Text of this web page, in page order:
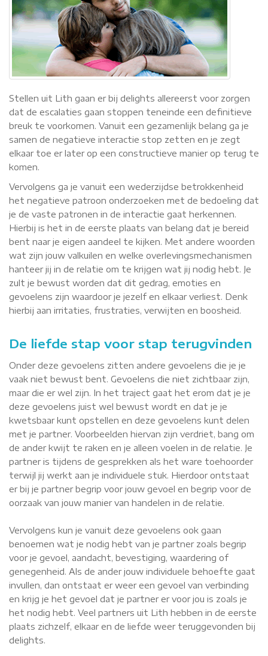
Stellen uit Lith gaan er bij delights allereerst voor zorgen
dat de escalaties gaan stoppen teneinde een definitieve
breuk te voorkomen. Vanuit een gezamenlijk belang ga je
samen de negatieve interactie stop zetten en je zegt
elkaar toe er later op een constructieve manier op terug te
komen.
Vervolgens ga je vanuit een wederzijdse betrokkenheid
het negatieve patroon onderzoeken met de bedoeling dat
je de vaste patronen in de interactie gaat herkennen.
Hierbij is het in de eerste plaats van belang dat je bereid
bent naar je eigen aandeel te kijken. Met andere woorden
wat zijn jouw valkuilen en welke overlevingsmechanismen
hanteer jij in de relatie om te krijgen wat jij nodig hebt. Je
zult je bewust worden dat dit gedrag, emoties en
gevoelens zijn waardoor je jezelf en elkaar verliest. Denk
hierbij aan irritaties, frustraties, verwijten en boosheid.
De liefde stap voor stap terugvinden
Onder deze gevoelens zitten andere gevoelens die je je
vaak niet bewust bent. Gevoelens die niet zichtbaar zijn,
maar die er wel zijn. In het traject gaat het erom dat je je
deze gevoelens juist wel bewust wordt en dat je je
kwetsbaar kunt opstellen en deze gevoelens kunt delen
met je partner. Voorbeelden hiervan zijn verdriet, bang om
de ander kwijt te raken en je alleen voelen in de relatie. Je
partner is tijdens de gesprekken als het ware toehoorder
terwijl jij werkt aan je individuele stuk. Hierdoor ontstaat
er bij je partner begrip voor jouw gevoel en begrip voor de
oorzaak van jouw manier van handelen in de relatie.
Vervolgens kun je vanuit deze gevoelens ook gaan
benoemen wat je nodig hebt van je partner zoals begrip
voor je gevoel, aandacht, bevestiging, waardering of
genegenheid. Als de ander jouw individuele behoefte gaat
invullen, dan ontstaat er weer een gevoel van verbinding
en krijg je het gevoel dat je partner er voor jou is zoals je
het nodig hebt. Veel partners uit Lith hebben in de eerste
plaats zichzelf, elkaar en de liefde weer teruggevonden bij
delights.